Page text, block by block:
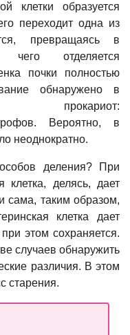
клетки образуется
переходит одна из
превращаясь в
отделяется
почки полностью
обнаружено в
Вероятно, в
неоднократно.
деления? При
клетка, делясь, дает
сама, таким образом,
клетка дает
этом сохраняется.
случаев обнаружить
различия. В этом
старения.